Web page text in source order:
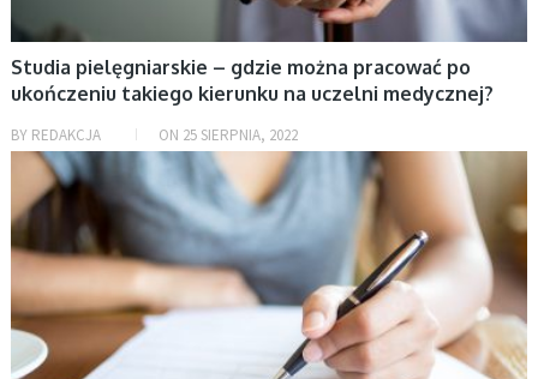
Studia pielęgniarskie – gdzie można pracować po
ukończeniu takiego kierunku na uczelni medycznej?
BY REDAKCJA ON 25 SIERPNIA, 2022
NAUKA, OGŁOSZENIA